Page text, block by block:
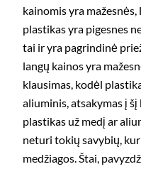
kainomis yra
plastikas yra pigesnes
tai ir yra pagrindinė
langų kainos yra
klausimas, kodėl
aliuminis, atsakymas į
plastikas už medį ar
neturi tokių savybių,
medžiagos. Štai,